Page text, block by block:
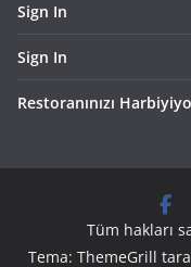
Sign In
Sign In
Restoranınızı
Tüm hakları
Tema: ThemeGrill